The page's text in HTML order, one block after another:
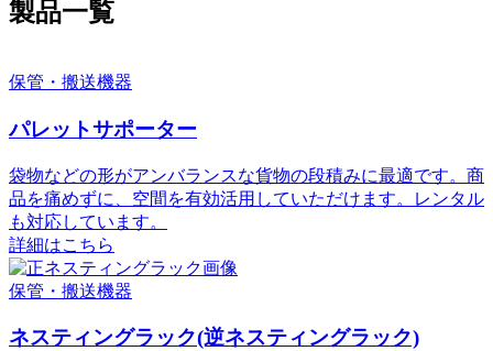
製品一覧
保管・搬送機器
パレットサポーター
袋物などの形がアンバランスな貨物の段積みに最適です。商
品を痛めずに、空間を有効活用していただけます。レンタル
も対応しています。
詳細はこちら
保管・搬送機器
ネスティングラック(逆ネスティングラック)